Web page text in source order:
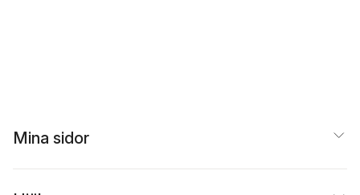
Mina sidor